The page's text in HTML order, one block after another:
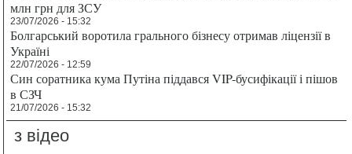
млн грн для ЗСУ
23/07/2026 - 15:32
Болгарський воротила грального бізнесу отримав ліцензії в
Україні
22/07/2026 - 12:59
Син соратника кума Путіна піддався VIP-бусифікації і пішов
в СЗЧ
21/07/2026 - 15:32
з відео